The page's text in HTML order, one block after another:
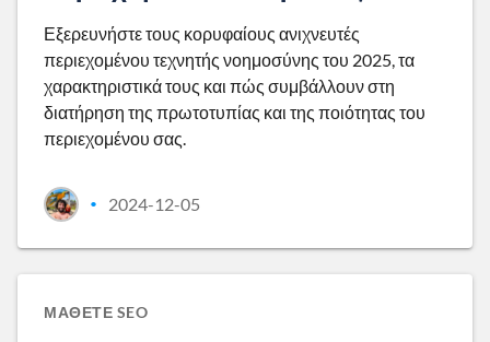
Εξερευνήστε τους κορυφαίους ανιχνευτές
περιεχομένου τεχνητής νοημοσύνης του 2025, τα
χαρακτηριστικά τους και πώς συμβάλλουν στη
διατήρηση της πρωτοτυπίας και της ποιότητας του
περιεχομένου σας.
• 2024-12-05
ΜΆΘΕΤΕ SEO